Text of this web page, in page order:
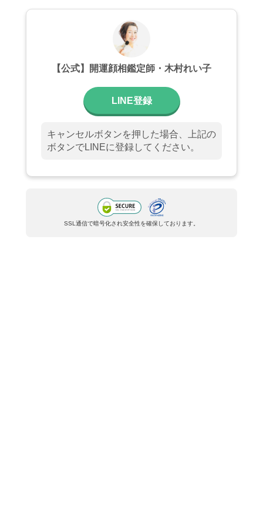
【公式】開運顔相鑑定師・木村れい子
LINE登録
キャンセルボタンを押した場合、上記の
ボタンでLINEに登録してください。
SSL通信で暗号化され安全性を確保しております。